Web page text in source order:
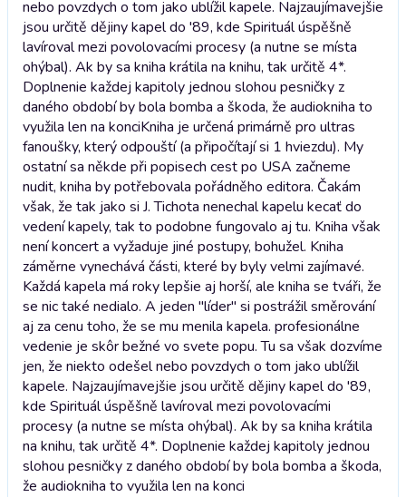
nebo povzdych o tom jako ublížil kapele. Najzaujímavejšie
jsou určitě dějiny kapel do '89, kde Spirituál úspěšně
lavíroval mezi povolovacími procesy (a nutne se místa
ohýbal). Ak by sa kniha krátila na knihu, tak určitě 4*.
Doplnenie každej kapitoly jednou slohou pesničky z
daného období by bola bomba a škoda, že audiokniha to
využila len na konciKniha je určená primárně pro ultras
fanoušky, který odpouští (a připočítají si 1 hviezdu). My
ostatní sa někde při popisech cest po USA začneme
nudit, kniha by potřebovala pořádněho editora. Čakám
však, že tak jako si J. Tichota nenechal kapelu kecať do
vedení kapely, tak to podobne fungovalo aj tu. Kniha však
není koncert a vyžaduje jiné postupy, bohužel. Kniha
záměrne vynechává části, které by byly velmi zajímavé.
Každá kapela má roky lepšie aj horší, ale kniha se tváři, že
se nic také nedialo. A jeden "líder" si postrážil směrování
aj za cenu toho, že se mu menila kapela. profesionálne
vedenie je skôr bežné vo svete popu. Tu sa však dozvíme
jen, že niekto odešel nebo povzdych o tom jako ublížil
kapele. Najzaujímavejšie jsou určitě dějiny kapel do '89,
kde Spirituál úspěšně lavíroval mezi povolovacími
procesy (a nutne se místa ohýbal). Ak by sa kniha krátila
na knihu, tak určitě 4*. Doplnenie každej kapitoly jednou
slohou pesničky z daného období by bola bomba a škoda,
že audiokniha to využila len na konci